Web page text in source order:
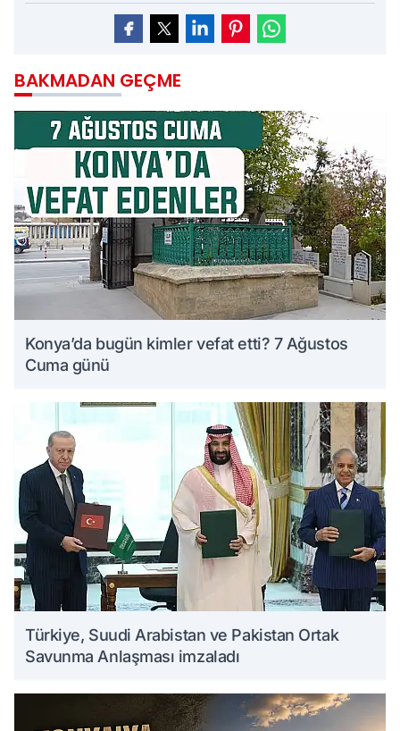
BAKMADAN GEÇME
Konya’da bugün kimler vefat etti? 7 Ağustos
Cuma günü
Türkiye, Suudi Arabistan ve Pakistan Ortak
Savunma Anlaşması imzaladı